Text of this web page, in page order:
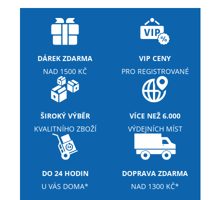
DÁREK ZDARMA
NAD 1500 KČ
VIP CENY
PRO REGISTROVANÉ
ŠIROKÝ VÝBĚR
KVALITNÍHO ZBOŽÍ
VÍCE NEŽ 6.000
VÝDEJNÍCH MÍST
DO 24 HODIN
U VÁS DOMA*
DOPRAVA ZDARMA
NAD 1300 KČ*